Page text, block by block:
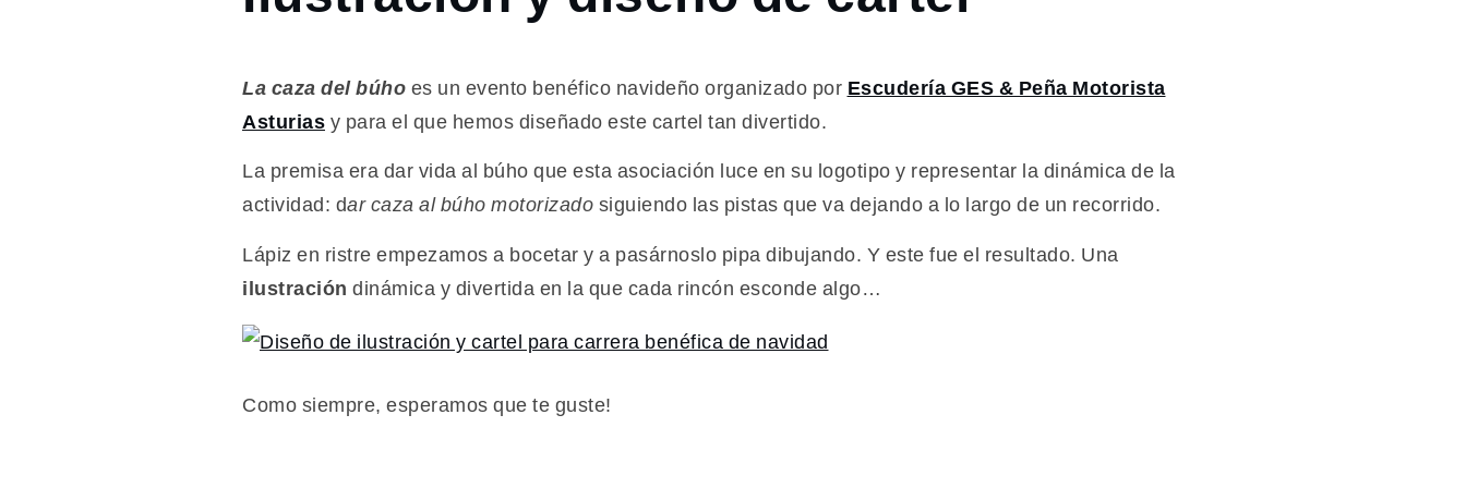
Ilustración
de cartel
La caza del búho es un evento benéfico navideño organizado por Escudería GES & Peña Motorista
Asturias y para el que hemos diseñado este cartel tan divertido.
La premisa era dar vida al búho que esta asociación luce en su logotipo y representar la dinámica de la
actividad: dar caza al búho motorizado siguiendo las pistas que va dejando a lo largo de un recorrido.
Lápiz en ristre empezamos a bocetar y a pasárnoslo pipa dibujando. Y este fue el resultado. Una
ilustración dinámica y divertida en la que cada rincón esconde algo…
Como siempre, esperamos que te guste!